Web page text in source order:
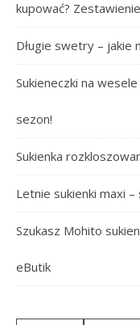
kupować?
Długie swetry – jakie
Sukieneczki na
sezon!
Sukienka
Letnie sukienki maxi
Szukasz Mohito
eButik